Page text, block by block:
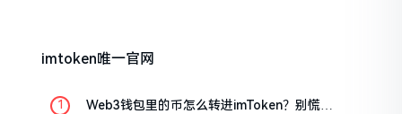
imtoken唯一官网
Web3钱包里的币怎么转进imToken？别慌，